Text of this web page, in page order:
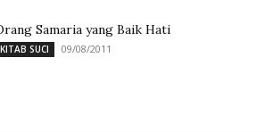
Samaria yang Baik Hati
KITAB SUCI 09/08/2011